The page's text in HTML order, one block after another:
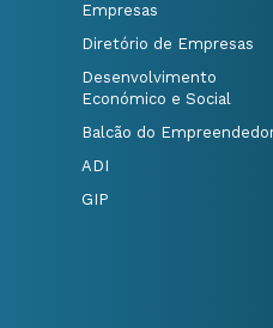
Empresas
Diretório de Empresas
Desenvolvimento
Económico e Social
Balcão do
ADI
GIP